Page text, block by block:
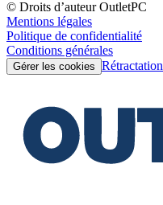
© Droits d’auteur OutletPC
Mentions légales
Politique de confidentialité
Conditions générales
Gérer les cookies Rétractation